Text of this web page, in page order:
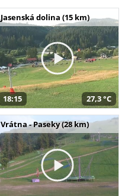
Jasenská dolina (15 km)
18:15 27,3 °C
Vrátna - Paseky (28 km)